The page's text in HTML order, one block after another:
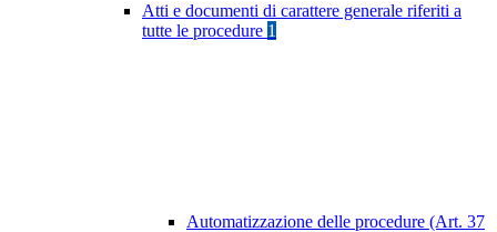
Atti e documenti di carattere generale riferiti a
tutte le procedure 1
Automatizzazione delle procedure (Art. 37